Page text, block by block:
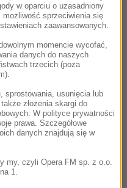
jaką Armie
kobiet. Został on
seksualnym oraz
nad ofiarami. Na jaw
jego prywatnej
fantazjami na temat
Do więzienia nigdy jednak
zamknęła
dowodów na
domniemanych
branży filmowej persona
w oparciu o uzasadniony
możliwość sprzeciwienia się
zaawansowanych.
momencie wycofać,
danych do naszych
trzecich (poza
sprostowania, usunięcia lub
złożenia skargi do
W polityce prywatności
prawa. Szczegółowe
danych znajdują się w
my, czyli Opera FM sp. z o.o.
1.